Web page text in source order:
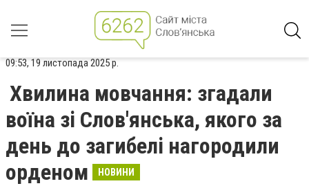
09:53, 19 листопада 2025 р.
Хвилина мовчання: згадали
воїна зі Слов'янська, якого за
день до загибелі нагородили
орденом
НОВИНИ